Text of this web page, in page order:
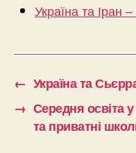
Україна та Іран
← Україна та
→ Середня освіта
та приватні